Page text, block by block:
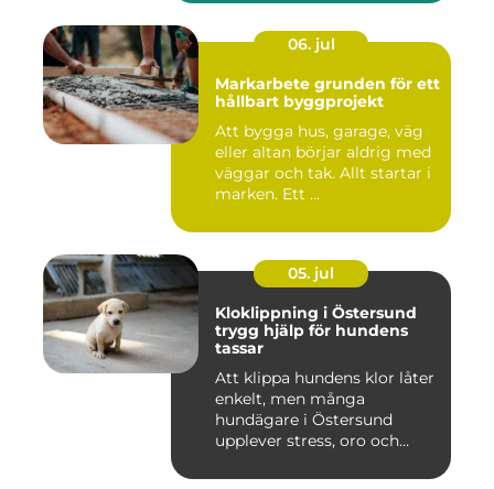
06. jul
Markarbete grunden för ett
hållbart byggprojekt
Att bygga hus, garage, väg
eller altan börjar aldrig med
väggar och tak. Allt startar i
marken. Ett ...
05. jul
Kloklippning i Östersund
trygg hjälp för hundens
tassar
Att klippa hundens klor låter
enkelt, men många
hundägare i Östersund
upplever stress, oro och